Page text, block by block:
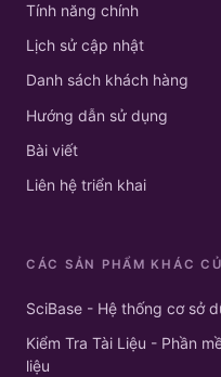
Tính năng chính
Lịch sử cập nhật
Danh sách khách hàng
Hướng dẫn sử dụng
Bài viết
Liên hệ triển khai
CÁC SẢN PHẨM KHÁC
SciBase - Hệ thống cơ sở
Kiểm Tra Tài Liệu - Phần
liệu